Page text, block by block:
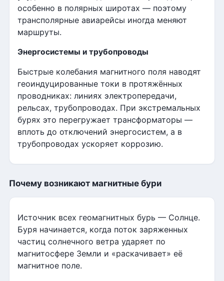
особенно в полярных широтах — поэтому
трансполярные авиарейсы иногда меняют
маршруты.
Энергосистемы и трубопроводы
Быстрые колебания магнитного поля наводят
геоиндуцированные токи в протяжённых
проводниках: линиях электропередачи,
рельсах, трубопроводах. При экстремальных
бурях это перегружает трансформаторы —
вплоть до отключений энергосистем, а в
трубопроводах ускоряет коррозию.
Почему возникают магнитные бури
Источник всех геомагнитных бурь — Солнце.
Буря начинается, когда поток заряженных
частиц солнечного ветра ударяет по
магнитосфере Земли и «раскачивает» её
магнитное поле.